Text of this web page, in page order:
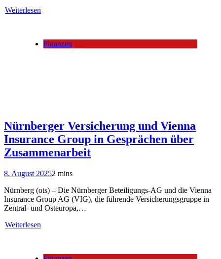
Weiterlesen
Finanzen
Nürnberger Versicherung und Vienna
Insurance Group in Gesprächen über
Zusammenarbeit
8. August 20252 mins
Nürnberg (ots) – Die Nürnberger Beteiligungs-AG und die Vienna
Insurance Group AG (VIG), die führende Versicherungsgruppe in
Zentral- und Osteuropa,…
Weiterlesen